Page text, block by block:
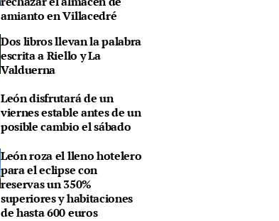
amianto en Villacedré
Dos libros llevan la palabra
escrita a Riello y La
Valduerna
León disfrutará de un
viernes estable antes de un
posible cambio el sábado
León roza el lleno hotelero
para el eclipse con
reservas un 350%
superiores y habitaciones
de hasta 600 euros